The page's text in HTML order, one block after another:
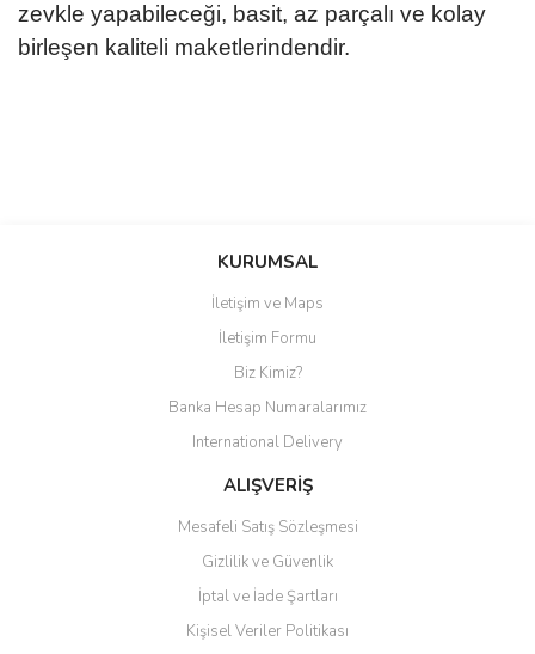
zevkle yapabileceği, basit, az parçalı ve kolay
birleşen kaliteli maketlerindendir.
Bu ürüne ilk yorumu siz yapın!
Yorum Yaz
KURUMSAL
İletişim ve Maps
İletişim Formu
Biz Kimiz?
Banka Hesap Numaralarımız
International Delivery
ALIŞVERİŞ
Mesafeli Satış Sözleşmesi
Gizlilik ve Güvenlik
İptal ve İade Şartları
Kişisel Veriler Politikası